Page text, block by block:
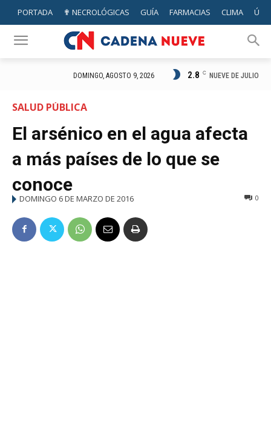
PORTADA ✟ NECROLÓGICAS GUÍA FARMACIAS CLIMA
DOMINGO, AGOSTO 9, 2026 2.8 C NUEVE DE JULIO
SALUD PÚBLICA
El arsénico en el agua afecta
a más países de lo que se
conoce
DOMINGO 6 DE MARZO DE 2016 0